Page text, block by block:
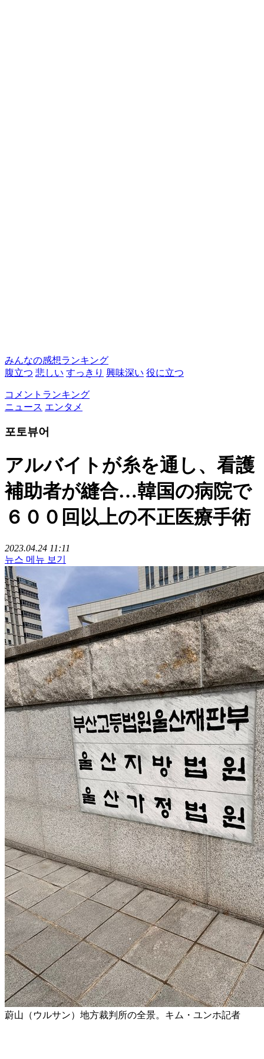
みんなの感想ランキング
腹立つ 悲しい すっきり 興味深い 役に立つ
コメントランキング
ニュース エンタメ
포토뷰어
アルバイトが糸を通し、看護
補助者が縫合…韓国の病院で
６００回以上の不正医療手術
2023.04.24 11:11
뉴스 메뉴 보기
蔚山（ウルサン）地方裁判所の全景。キム・ユンホ記者